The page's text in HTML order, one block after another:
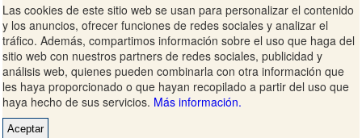
Publicidad en Perros.com | Contacte | Aviso Legal Política de
privacidad | Condiciones de uso
Ver sitio web completo
Las cookies de este sitio web se usan para personalizar el contenido
y los anuncios, ofrecer funciones de redes sociales y analizar el
tráfico. Además, compartimos información sobre el uso que haga del
sitio web con nuestros partners de redes sociales, publicidad y
análisis web, quienes pueden combinarla con otra información que
les haya proporcionado o que hayan recopilado a partir del uso que
haya hecho de sus servicios. Más información.